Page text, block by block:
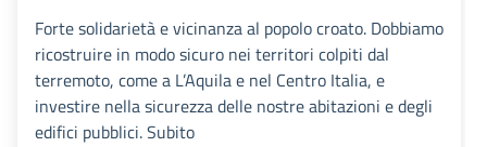
Forte solidarietà e vicinanza al popolo croato. Dobbiamo
ricostruire in modo sicuro nei territori colpiti dal
terremoto, come a L’Aquila e nel Centro Italia, e
investire nella sicurezza delle nostre abitazioni e degli
edifici pubblici. Subito